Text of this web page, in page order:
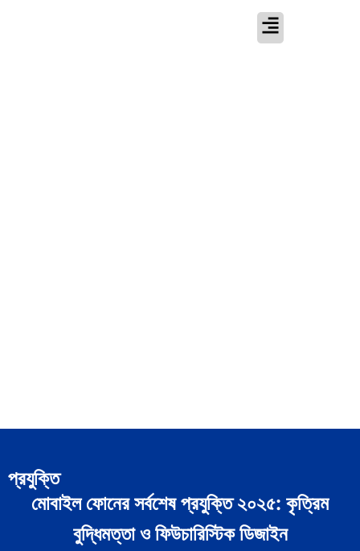
প্রযুক্তি
মোবাইল ফোনের সর্বশেষ প্রযুক্তি ২০২৫: কৃত্রিম
বুদ্ধিমত্তা ও ফিউচারিস্টিক ডিজাইন